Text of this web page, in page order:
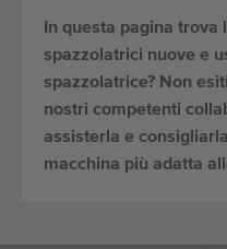
In questa pagina
spazzolatrici nuove e
spazzolatrice? Non
nostri competenti
assisterla e
macchina più adatta